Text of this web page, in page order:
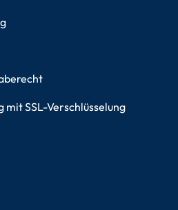
mit SSL-Verschlüsselung